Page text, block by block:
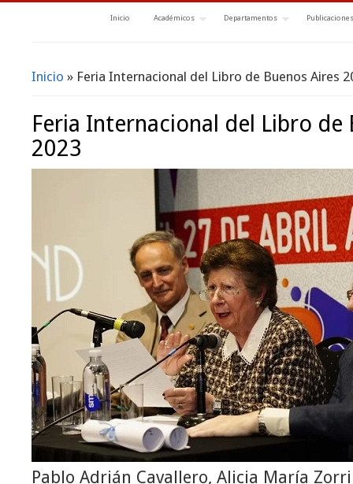
Inicio Académicos Departamentos Publicaciones
Se encuentra usted aquí
Inicio » Feria Internacional del Libro de Buenos Aires
Feria Internacional del Libro de
2023
Pablo Adrián Cavallero, Alicia María